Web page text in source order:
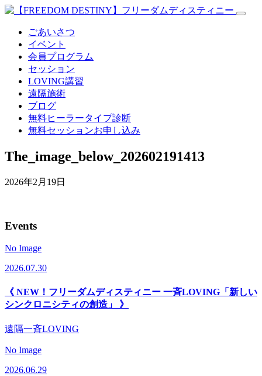
ごあいさつ
イベント
会員プログラム
セッション
LOVING講習
遠隔施術
ブログ
無料ヒーラータイプ診断
無料セッションお申し込み
The_image_below_202602191413
2026年2月19日
Events
No Image
2026.07.30
《 NEW！フリーダムディスティニー 一斉LOVING「新しい
シンクロニシティの創造」 》
遠隔一斉LOVING
No Image
2026.06.29